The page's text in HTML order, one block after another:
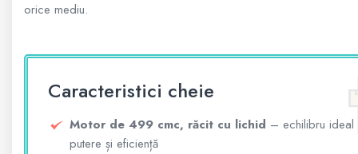
orice mediu.
Caracteristici cheie
Motor de 499 cmc, răcit cu lichid – echilibru ideal
putere și eficiență